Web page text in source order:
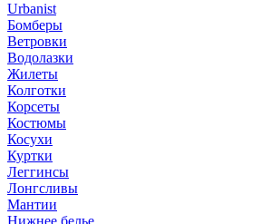
Urbanist
Бомберы
Ветровки
Водолазки
Жилеты
Колготки
Корсеты
Костюмы
Косухи
Куртки
Леггинсы
Лонгсливы
Мантии
Нижнее белье